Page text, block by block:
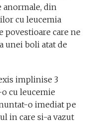
anormale, din
cu leucemia
povestioare care ne
unei boli atat de
implinise 3
cu leucemie
o imediat pe
in care si-a vazut